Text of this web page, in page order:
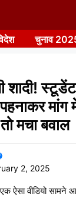
चुनाव
स्टूडेंट
मांग
मचा बवाल
2, 2025
ऐसा वीडियो सामने